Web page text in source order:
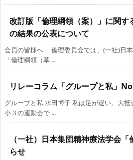
改訂版「倫理綱領（案）」に関す
の結果の公表について
会員の皆様へ 倫理委員会では、(一社)日
「倫理綱領（草 ...
リレーコラム「グループと私」
グループと私 水田博子 私は足が遅い。大
小３の運動会で ...
（一社）日本集団精神療法学会
らせ